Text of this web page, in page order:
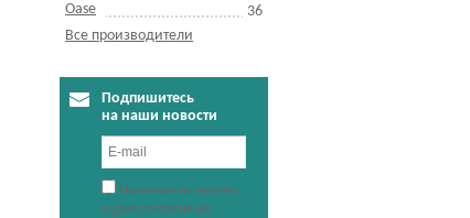
Оase
36
Все производители
Подпишитесь
на наши новости
Нажимая на кнопку,
я даю согласие на